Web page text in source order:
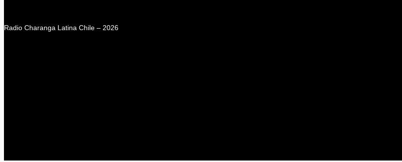
Radio Charanga Latina Chile – 2026